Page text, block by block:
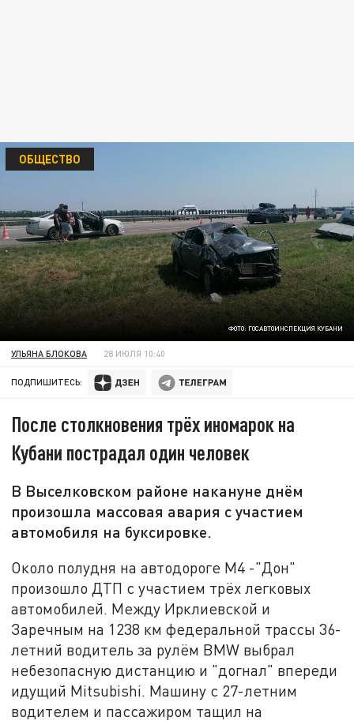
ФОТО: ГОСАВТОИНСПЕКЦИЯ КУБАНИ
ОБЩЕСТВО
УЛЬЯНА БЛОКОВА 28 ИЮЛЯ 10:40
ПОДПИШИТЕСЬ:
После столкновения трёх иномарок на
Кубани пострадал один человек
В Выселковском районе накануне днём
произошла массовая авария с участием
автомобиля на буксировке.
Около полудня на автодороге М4 -"Дон"
произошло ДТП с участием трёх легковых
автомобилей. Между Ирклиевской и
Заречным на 1238 км федеральной трассы 36-
летний водитель за рулём BMW выбрал
небезопасную дистанцию и "догнал" впереди
идущий Mitsubishi. Машину с 27-летним
водителем и пассажиром тащил на